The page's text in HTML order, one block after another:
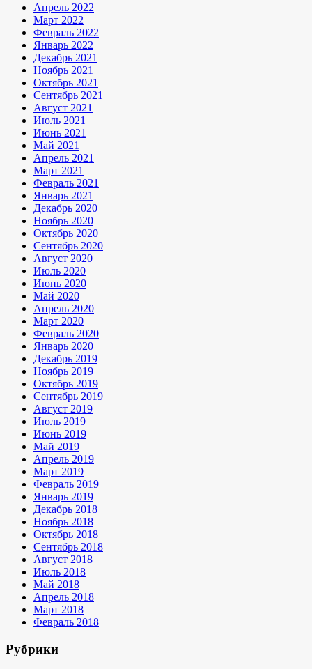
Апрель 2022
Март 2022
Февраль 2022
Январь 2022
Декабрь 2021
Ноябрь 2021
Октябрь 2021
Сентябрь 2021
Август 2021
Июль 2021
Июнь 2021
Май 2021
Апрель 2021
Март 2021
Февраль 2021
Январь 2021
Декабрь 2020
Ноябрь 2020
Октябрь 2020
Сентябрь 2020
Август 2020
Июль 2020
Июнь 2020
Май 2020
Апрель 2020
Март 2020
Февраль 2020
Январь 2020
Декабрь 2019
Ноябрь 2019
Октябрь 2019
Сентябрь 2019
Август 2019
Июль 2019
Июнь 2019
Май 2019
Апрель 2019
Март 2019
Февраль 2019
Январь 2019
Декабрь 2018
Ноябрь 2018
Октябрь 2018
Сентябрь 2018
Август 2018
Июль 2018
Май 2018
Апрель 2018
Март 2018
Февраль 2018
Рубрики